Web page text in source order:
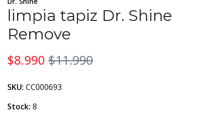
limpia tapiz Dr. Shine
Remove
$8.990 $11.990
SKU: CC000693
Stock: 8